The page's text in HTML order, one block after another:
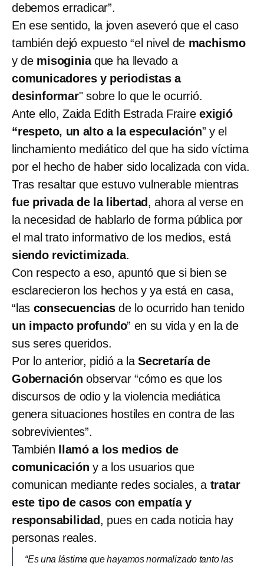
debemos erradicar”.
En ese sentido, la joven aseveró que el caso
también dejó expuesto “el nivel de machismo
y de misoginiaque ha llevado a
comunicadores y periodistas a
desinformar" sobre lo que le ocurrió.
Ante ello, Zaida Edith Estrada Fraire exigió
“respeto, un alto a la especulación” y el
linchamiento mediático del que ha sido víctima
por el hecho de haber sido localizada con vida.
Tras resaltar que estuvo vulnerable mientras
fue privada de la libertad , ahora al verse en
la necesidad de hablarlo de forma pública por
el mal trato informativo de los medios, está
siendo revictimizada.
Con respecto a eso, apuntó que si bien se
esclarecieron los hechos y ya está en casa,
“las consecuencias de lo ocurrido han tenido
un impacto profundo” en su vida y en la de
sus seres queridos.
Por lo anterior, pidió a la Secretaría de
Gobernación observar “cómo es que los
discursos de odio y la violencia mediática
genera situaciones hostiles en contra de las
sobrevivientes”.
También
llamó a los medios de
comunicación y a los usuarios que
comunican mediante redes sociales, a tratar
este tipo de casos con empatía y
responsabilidad , pues en cada noticia hay
personas reales.
“Es una lástima que hayamos normalizado tanto las